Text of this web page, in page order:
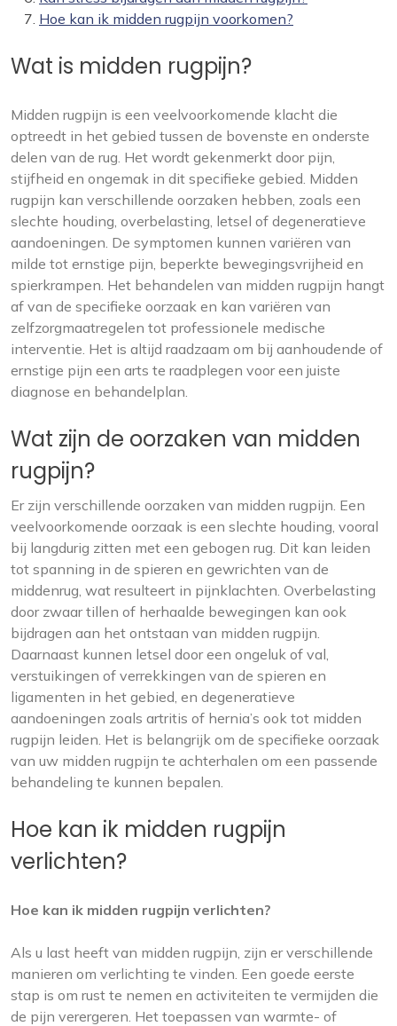
Hoe kan ik midden rugpijn voorkomen?
Wat is midden rugpijn?
Midden rugpijn is een veelvoorkomende klacht die
optreedt in het gebied tussen de bovenste en onderste
delen van de rug. Het wordt gekenmerkt door pijn,
stijfheid en ongemak in dit specifieke gebied. Midden
rugpijn kan verschillende oorzaken hebben, zoals een
slechte houding, overbelasting, letsel of degeneratieve
aandoeningen. De symptomen kunnen variëren van
milde tot ernstige pijn, beperkte bewegingsvrijheid en
spierkrampen. Het behandelen van midden rugpijn hangt
af van de specifieke oorzaak en kan variëren van
zelfzorgmaatregelen tot professionele medische
interventie. Het is altijd raadzaam om bij aanhoudende of
ernstige pijn een arts te raadplegen voor een juiste
diagnose en behandelplan.
Wat zijn de oorzaken van midden
rugpijn?
Er zijn verschillende oorzaken van midden rugpijn. Een
veelvoorkomende oorzaak is een slechte houding, vooral
bij langdurig zitten met een gebogen rug. Dit kan leiden
tot spanning in de spieren en gewrichten van de
middenrug, wat resulteert in pijnklachten. Overbelasting
door zwaar tillen of herhaalde bewegingen kan ook
bijdragen aan het ontstaan van midden rugpijn.
Daarnaast kunnen letsel door een ongeluk of val,
verstuikingen of verrekkingen van de spieren en
ligamenten in het gebied, en degeneratieve
aandoeningen zoals artritis of hernia’s ook tot midden
rugpijn leiden. Het is belangrijk om de specifieke oorzaak
van uw midden rugpijn te achterhalen om een passende
behandeling te kunnen bepalen.
Hoe kan ik midden rugpijn
verlichten?
Hoe kan ik midden rugpijn verlichten?
Als u last heeft van midden rugpijn, zijn er verschillende
manieren om verlichting te vinden. Een goede eerste
stap is om rust te nemen en activiteiten te vermijden die
de pijn verergeren. Het toepassen van warmte- of